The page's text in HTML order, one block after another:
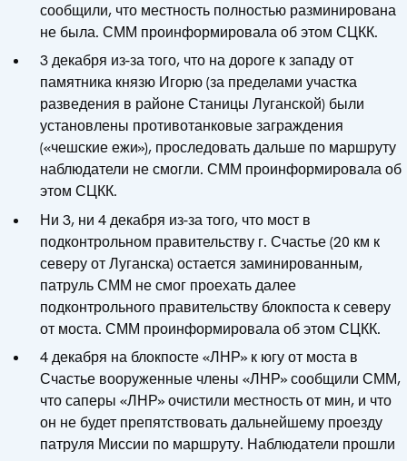
сообщили, что местность полностью разминирована
не была. СММ проинформировала об этом СЦКК.
3 декабря из-за того, что на дороге к западу от
памятника князю Игорю (за пределами участка
разведения в районе Станицы Луганской) были
установлены противотанковые заграждения
(«чешские ежи»), проследовать дальше по маршруту
наблюдатели не смогли. СММ проинформировала об
этом СЦКК.
Ни 3, ни 4 декабря из-за того, что мост в
подконтрольном правительству г. Счастье (20 км к
северу от Луганска) остается заминированным,
патруль СММ не смог проехать далее
подконтрольного правительству блокпоста к северу
от моста. СММ проинформировала об этом СЦКК.
4 декабря на блокпосте «ЛНР» к югу от моста в
Счастье вооруженные члены «ЛНР» сообщили СММ,
что саперы «ЛНР» очистили местность от мин, и что
он не будет препятствовать дальнейшему проезду
патруля Миссии по маршруту. Наблюдатели прошли